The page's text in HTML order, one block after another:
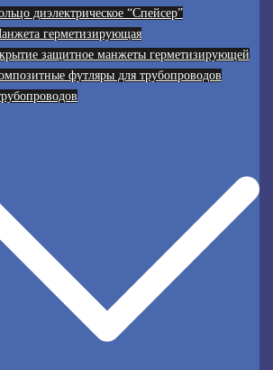
диэлектрическое “Спейсер”
герметизирующая
защитное манжеты герметизирующей
футляры для трубопроводов